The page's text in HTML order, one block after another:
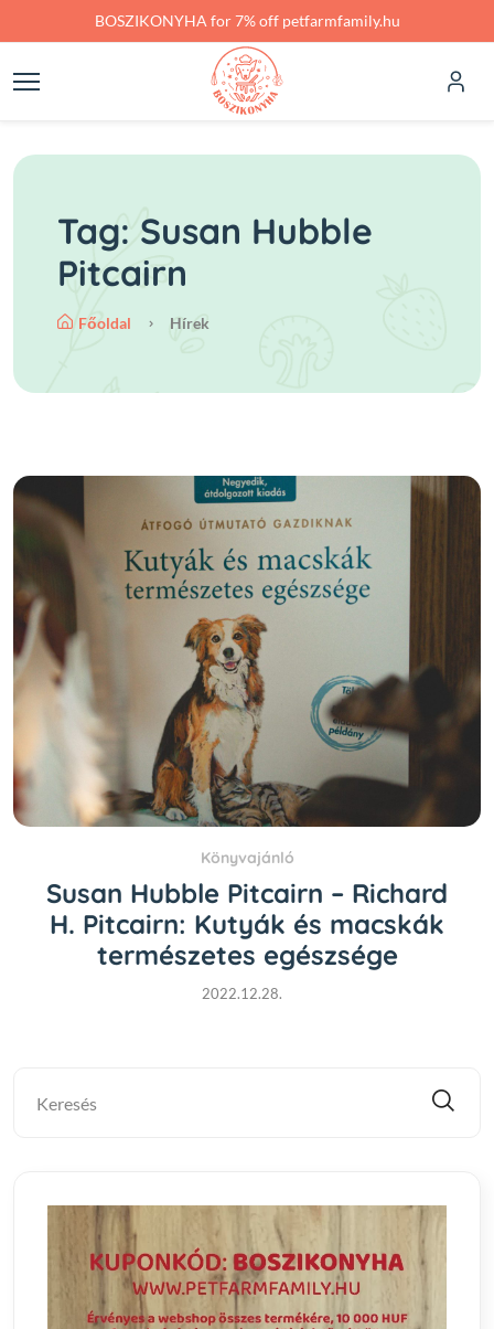
Skip to main contentBOSZIKONYHA for 7% off petfarmfamily.hu
Tag: Susan Hubble
Pitcairn
Főoldal Hírek
Könyvajánló
Susan Hubble Pitcairn – Richard
H. Pitcairn: Kutyák és macskák
természetes egészsége
2022.12.28.